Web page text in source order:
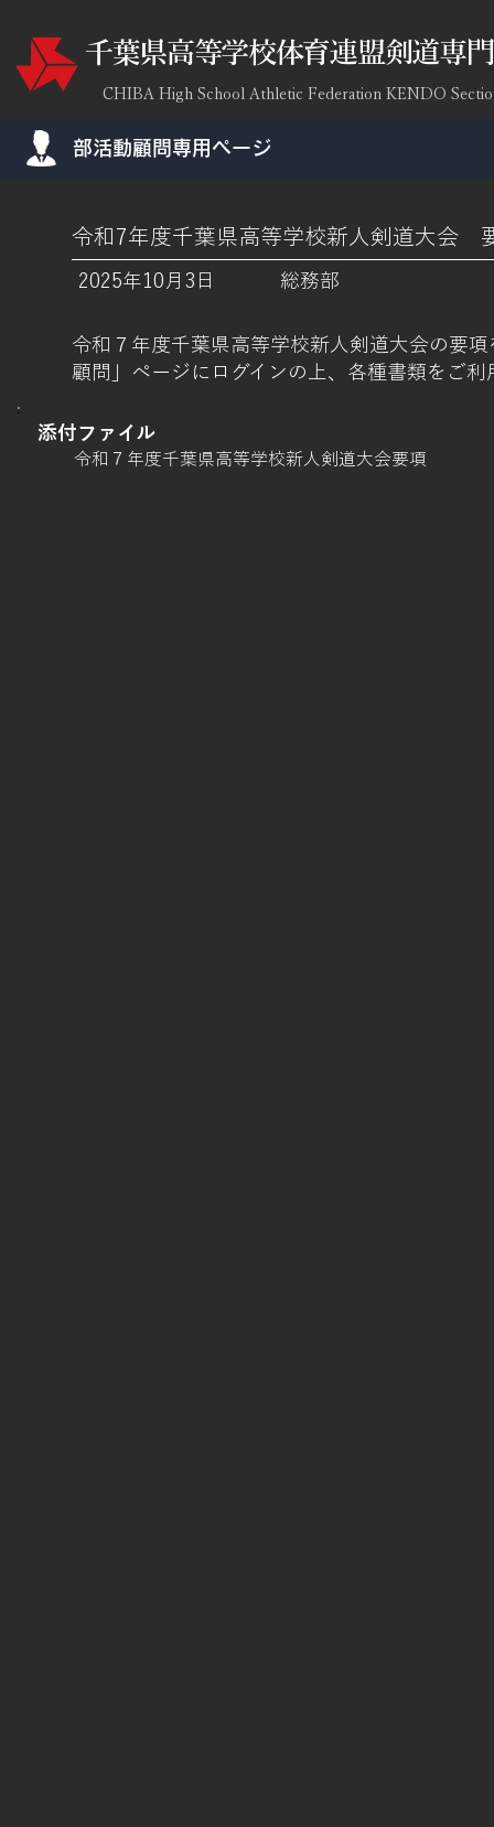
千葉県高等学校体育連盟剣道専
CHIBA High School Athletic Federation KENDO
​部活動顧問専用ページ
令和7年度千葉県高等学校新人剣道大会
2025年10月3日 総務部
令和７年度千葉県高等学校新人剣道大会の要
顧問」ページにログインの上、各種書類をご利
添付ファイル
令和７年度千葉県高等学校新人剣道大会要項